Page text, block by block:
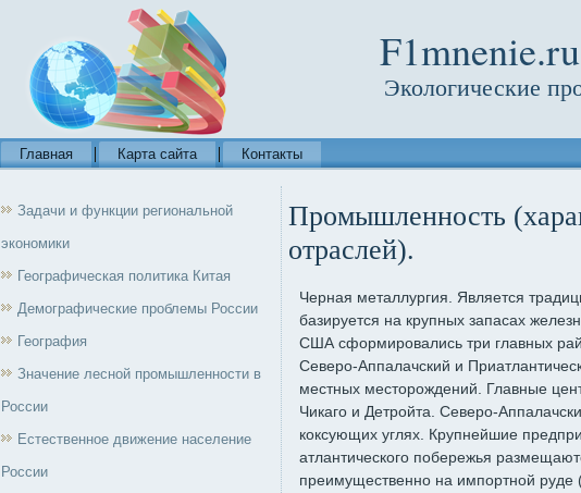
F1mnenie.ru
Экологические
Главная Карта сайта Контакты
Задачи и функции региональной
экономики
Географическая политика Китая
Демографические проблемы России
География
Значение лесной промышленности в
России
Естественное движение население
России
Промышленность
отраслей).
Черная металлургия. Является
базируется на крупных запасах
США сформировались три главных
Северо-Аппалачский и
местных месторождений. Главные
Чикаго и Детройта. Северо-
коксующих углях. Крупнейшие
атлантического побережья
преимущественно на импортной